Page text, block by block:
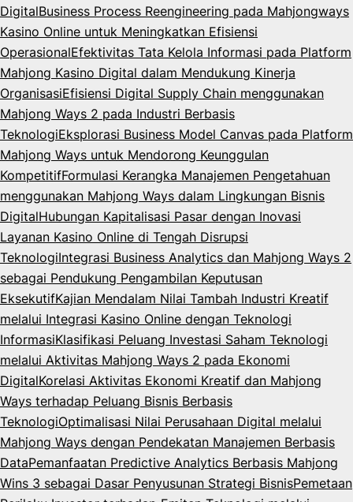
DigitalBusiness Process Reengineering pada Mahjongways
Kasino Online untuk Meningkatkan Efisiensi
OperasionalEfektivitas Tata Kelola Informasi pada Platform
Mahjong Kasino Digital dalam Mendukung Kinerja
OrganisasiEfisiensi Digital Supply Chain menggunakan
Mahjong Ways 2 pada Industri Berbasis
TeknologiEksplorasi Business Model Canvas pada Platform
Mahjong Ways untuk Mendorong Keunggulan
KompetitifFormulasi Kerangka Manajemen Pengetahuan
menggunakan Mahjong Ways dalam Lingkungan Bisnis
DigitalHubungan Kapitalisasi Pasar dengan Inovasi
Layanan Kasino Online di Tengah Disrupsi
TeknologiIntegrasi Business Analytics dan Mahjong Ways 2
sebagai Pendukung Pengambilan Keputusan
EksekutifKajian Mendalam Nilai Tambah Industri Kreatif
melalui Integrasi Kasino Online dengan Teknologi
InformasiKlasifikasi Peluang Investasi Saham Teknologi
melalui Aktivitas Mahjong Ways 2 pada Ekonomi
DigitalKorelasi Aktivitas Ekonomi Kreatif dan Mahjong
Ways terhadap Peluang Bisnis Berbasis
TeknologiOptimalisasi Nilai Perusahaan Digital melalui
Mahjong Ways dengan Pendekatan Manajemen Berbasis
DataPemanfaatan Predictive Analytics Berbasis Mahjong
Wins 3 sebagai Dasar Penyusunan Strategi BisnisPemetaan